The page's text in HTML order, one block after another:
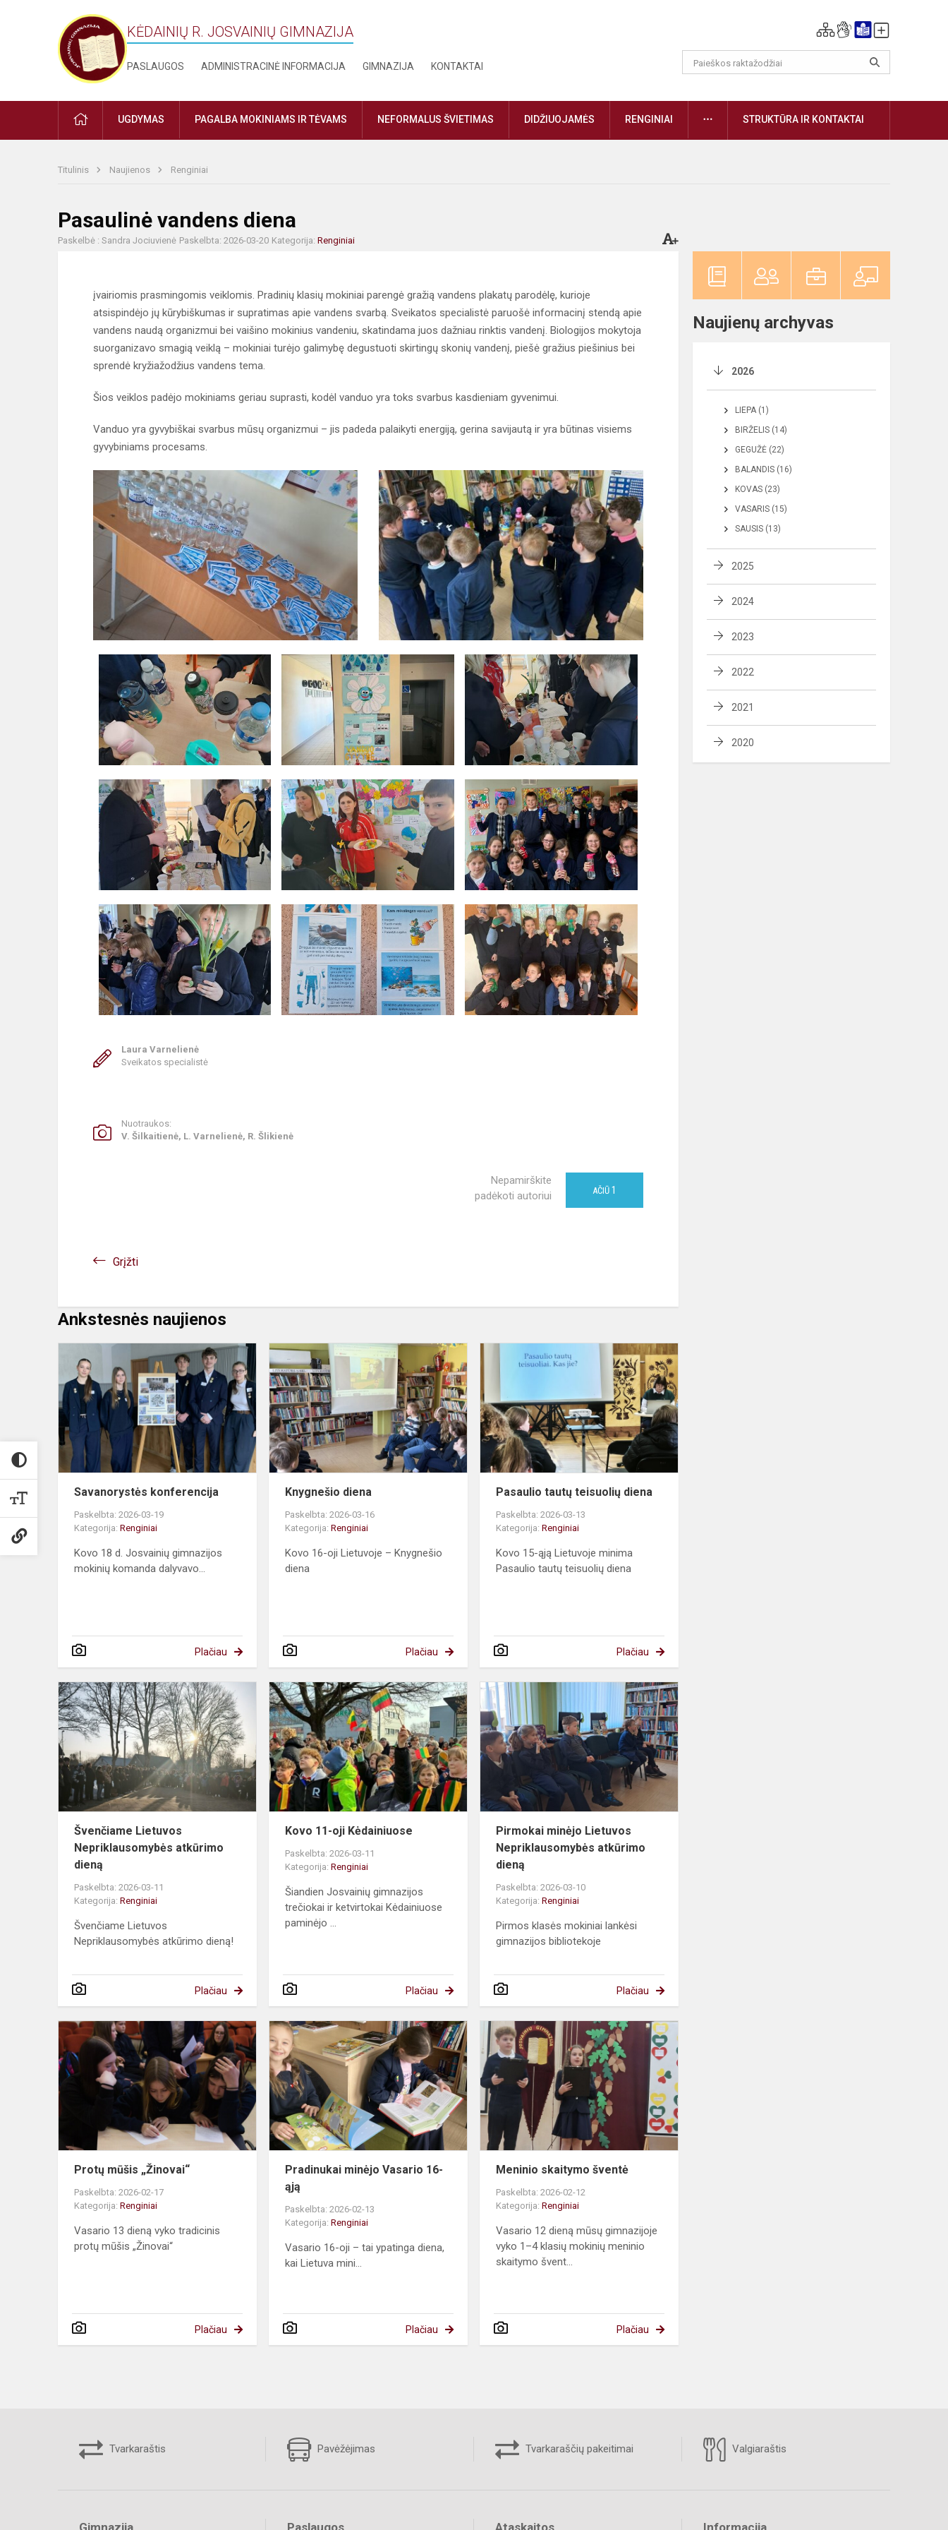
KĖDAINIŲ R. JOSVAINIŲ GIMNAZIJA
PASLAUGOS ADMINISTRACINĖ INFORMACIJA GIMNAZIJA KONTAKTAI
PRADŽIAUGDYMAS PAGALBA MOKINIAMS IR TĖVAMS NEFORMALUS ŠVIETIMAS DIDŽIUOJAMĖS RENGINIAI DAUGIAUSTRUKTŪRA IR KONTAKTAI
Titulinis Naujienos Renginiai
Pasaulinė vandens diena
Paskelbė : Sandra Jociuvienė Paskelbta: 2026-03-20 Kategorija: Renginiai
įvairiomis prasmingomis veiklomis. Pradinių klasių mokiniai parengė gražią vandens plakatų parodėlę, kurioje
atsispindėjo jų kūrybiškumas ir supratimas apie vandens svarbą. Sveikatos specialistė paruošė informacinį stendą apie
vandens naudą organizmui bei vaišino mokinius vandeniu, skatindama juos dažniau rinktis vandenį. Biologijos mokytoja
suorganizavo smagią veiklą – mokiniai turėjo galimybę degustuoti skirtingų skonių vandenį, piešė gražius piešinius bei
sprendė kryžiažodžius vandens tema.
Šios veiklos padėjo mokiniams geriau suprasti, kodėl vanduo yra toks svarbus kasdieniam gyvenimui.
Vanduo yra gyvybiškai svarbus mūsų organizmui – jis padeda palaikyti energiją, gerina savijautą ir yra būtinas visiems
gyvybiniams procesams.
Laura Varnelienė
Sveikatos specialistė
Nuotraukos:
V. Šilkaitienė, L. Varnelienė, R. Šlikienė
Nepamirškite
padėkoti autoriui
AČIŪ 1
Grįžti
Ankstesnės naujienos
Savanorystės
konferencija
Savanorystės konferencija
Paskelbta: 2026-03-19
Kategorija: Renginiai
Kovo 18 d. Josvainių gimnazijos
mokinių komanda dalyvavo...
Plačiau
diena
Knygnešio diena
Paskelbta: 2026-03-16
Kategorija:Renginiai
Kovo 16-oji Lietuvoje – Knygnešio
diena
Plačiau
diena
Pasaulio tautų teisuolių diena
Paskelbta: 2026-03-13
Kategorija:Renginiai
Kovo 15-ąją Lietuvoje minima
Pasaulio tautų teisuolių diena
Plačiau
Švenčiame
Lietuvos
Nepriklausomybės
atkūrimo
dieną
Švenčiame Lietuvos
Nepriklausomybės atkūrimo
dieną
Paskelbta: 2026-03-11
Kategorija: Renginiai
Švenčiame Lietuvos
Nepriklausomybės atkūrimo dieną!
Plačiau
Kovo
11-
oji
Kėdainiuose
Kovo 11-oji Kėdainiuose
Paskelbta: 2026-03-11
Kategorija:Renginiai
Šiandien Josvainių gimnazijos
trečiokai ir ketvirtokai Kėdainiuose
paminėjo ...
Plačiau
Pirmokai
minėjo
Lietuvos
Nepriklausomybės
atkūrimo
Pirmokai minėjo Lietuvos
Nepriklausomybės atkūrimo
dieną
Paskelbta: 2026-03-10
Kategorija:Renginiai
Pirmos klasės mokiniai lankėsi
gimnazijos bibliotekoje
Plačiau
Protų
mūšis
„Žinovai“
Protų mūšis „Žinovai“
Paskelbta: 2026-02-17
Kategorija: Renginiai
Vasario 13 dieną vyko tradicinis
protų mūšis „Žinovai“
Plačiau
Pradinukai
minėjo
Vasario
16-
ąją
Pradinukai minėjo Vasario 16-
ąją
Paskelbta: 2026-02-13
Kategorija:Renginiai
Vasario 16-oji – tai ypatinga diena,
kai Lietuva mini...
Plačiau
skaitymo
šventė
Meninio skaitymo šventė
Paskelbta: 2026-02-12
Kategorija:Renginiai
Vasario 12 dieną mūsų gimnazijoje
vyko 1–4 klasių mokinių meninio
skaitymo švent...
Plačiau
Naujienų archyvas
2026
LIEPA (1)
BIRŽELIS (14)
GEGUŽĖ (22)
BALANDIS (16)
KOVAS (23)
VASARIS (15)
SAUSIS (13)
2025
2024
2023
2022
2021
2020
Tvarkaraštis Pavėžėjimas Tvarkaraščių pakeitimai Valgiaraštis
Gimnazija Paslaugos Ataskaitos Informacija